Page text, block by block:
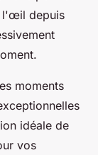
l'œil depuis
moments
idéale de
vos